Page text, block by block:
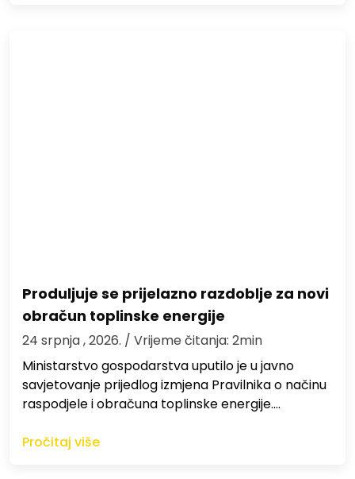
Produljuje se prijelazno razdoblje za novi
obračun toplinske energije
24 srpnja , 2026. / Vrijeme čitanja: 2min
Ministarstvo gospodarstva uputilo je u javno
savjetovanje prijedlog izmjena Pravilnika o načinu
raspodjele i obračuna toplinske energije.…
Pročitaj više